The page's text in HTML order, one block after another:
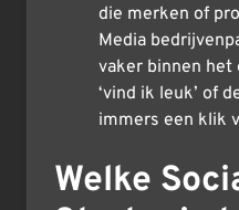
die merken of
Media
vaker binnen het
‘vind ik leuk’ of
immers een klik
Welke